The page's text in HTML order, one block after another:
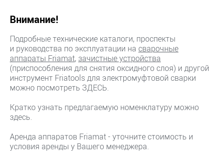
Внимание!
Подробные технические каталоги, проспекты
и руководства по эксплуатации на сварочные
аппараты Friamat, зачистные устройства
(приспособления для снятия оксидного слоя) и другой
инструмент Friatools для электромуфтовой сварки
можно посмотреть ЗДЕСЬ.
Кратко узнать предлагаемую номенклатуру можно
здесь.
Аренда аппаратов Friamat - уточните стоимость и
условия аренды у Вашего менеджера.